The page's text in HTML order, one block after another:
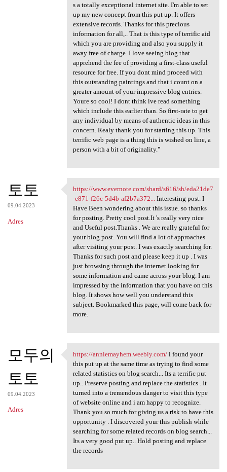
s a totally exceptional internet site. I'm able to set
up my new concept from this put up. It offers
extensive records. Thanks for this precious
information for all,.. That is this type of terrific aid
which you are providing and also you supply it
away free of charge. I love seeing blog that
apprehend the fee of providing a first-class useful
resource for free. If you dont mind proceed with
this outstanding paintings and that i count on a
greater amount of your impressive blog entries.
Youre so cool! I dont think ive read something
which include this earlier than. So first-rate to get
any individual by means of authentic ideas in this
concern. Realy thank you for starting this up. This
terrific web page is a thing this is wished on line, a
person with a bit of originality."
토토
09.04.2023
Adres
https://www.evernote.com
https://www.evernote.com/shard/s616/sh/eda21de7
-e871-f26c-5d4b-af2b7a372...Interesting post. I
Have Been wondering about this issue. so thanks
for posting. Pretty cool post.It 's really very nice
and Useful post.Thanks . We are really grateful for
your blog post. You will find a lot of approaches
after visiting your post. I was exactly searching for.
Thanks for such post and please keep it up . I was
just browsing through the internet looking for
some information and came across your blog. I am
impressed by the information that you have on this
blog. It shows how well you understand this
subject. Bookmarked this page, will come back for
more.
모두의
토토
09.04.2023
Adres
https://anniemayhem.weebly
https://anniemayhem.weebly.com/i found your
this put up at the same time as trying to find some
related statistics on blog search... Its a terrific put
up.. Preserve posting and replace the statistics . It
turned into a tremendous danger to visit this type
of website online and i am happy to recognize.
Thank you so much for giving us a risk to have this
opportunity . I discovered your this publish while
searching for some related records on blog search...
Its a very good put up.. Hold posting and replace
the records